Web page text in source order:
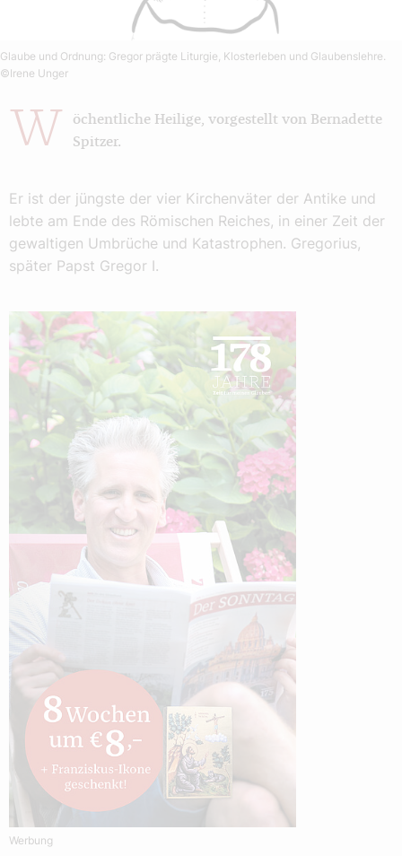
Glaube und Ordnung: Gregor prägte Liturgie, Klosterleben und Glaubenslehre.
©Irene Unger
W
öchentliche Heilige, vorgestellt von Bernadette
Spitzer.
Er ist der jüngste der vier Kirchenväter der Antike und
lebte am Ende des Römischen Reiches, in einer Zeit der
gewaltigen Umbrüche und Katastrophen. Gregorius,
später Papst Gregor I.
Werbung